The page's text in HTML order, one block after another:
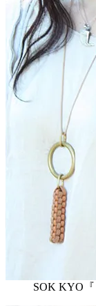
SOK KYO『